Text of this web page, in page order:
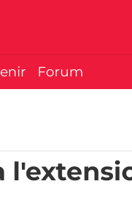
Forum